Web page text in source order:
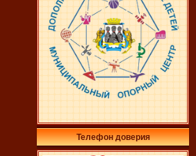
Телефон доверия